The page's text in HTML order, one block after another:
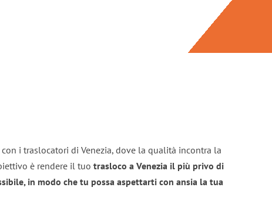
i traslocatori di Venezia, dove la qualità incontra la
è rendere il tuo trasloco a Venezia il più privo di
in modo che tu possa aspettarti con ansia la tua